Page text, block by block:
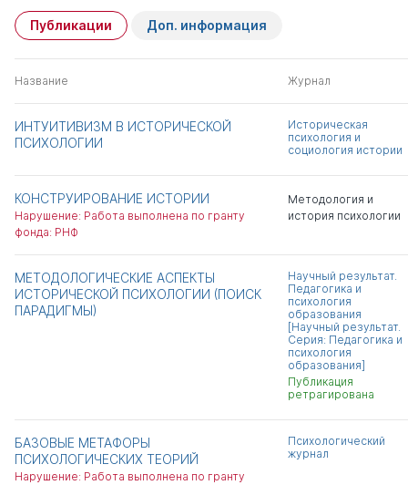
Публикации Доп. информация
Название Журнал
ИНТУИТИВИЗМ В ИСТОРИЧЕСКОЙ
ПСИХОЛОГИИ
Историческая
психология и
социология истории
КОНСТРУИРОВАНИЕ ИСТОРИИ
Нарушение: Работа выполнена по гранту
фонда: РНФ
Методология и
история психологии
МЕТОДОЛОГИЧЕСКИЕ АСПЕКТЫ
ИСТОРИЧЕСКОЙ ПСИХОЛОГИИ (ПОИСК
ПАРАДИГМЫ)
Научный результат.
Педагогика и
психология
образования
[Научный результат.
Серия: Педагогика и
психология
образования]
Публикация
ретрагирована
БАЗОВЫЕ МЕТАФОРЫ
ПСИХОЛОГИЧЕСКИХ ТЕОРИЙ
Нарушение: Работа выполнена по гранту
Психологический
журнал